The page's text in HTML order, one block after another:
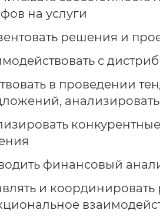
на услуги
решения и
с
в проведении
финансовый
и координировать